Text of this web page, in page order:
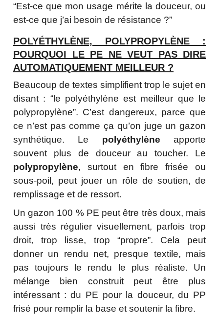
“Est-ce que mon usage mérite la douceur, ou
est-ce que j’ai besoin de résistance ?”
POLYÉTHYLÈNE, POLYPROPYLÈNE :
POURQUOI LE PE NE VEUT PAS DIRE
AUTOMATIQUEMENT MEILLEUR ?
Beaucoup de textes simplifient trop le sujet en
disant : “le polyéthylène est meilleur que le
polypropylène”. C’est dangereux, parce que
ce n’est pas comme ça qu’on juge un gazon
synthétique. Le polyéthylène apporte
souvent plus de douceur au toucher. Le
polypropylène, surtout en fibre frisée ou
sous-poil, peut jouer un rôle de soutien, de
remplissage et de ressort.
Un gazon 100 % PE peut être très doux, mais
aussi très régulier visuellement, parfois trop
droit, trop lisse, trop “propre”. Cela peut
donner un rendu net, presque textile, mais
pas toujours le rendu le plus réaliste. Un
mélange bien construit peut être plus
intéressant : du PE pour la douceur, du PP
frisé pour remplir la base et soutenir la fibre.